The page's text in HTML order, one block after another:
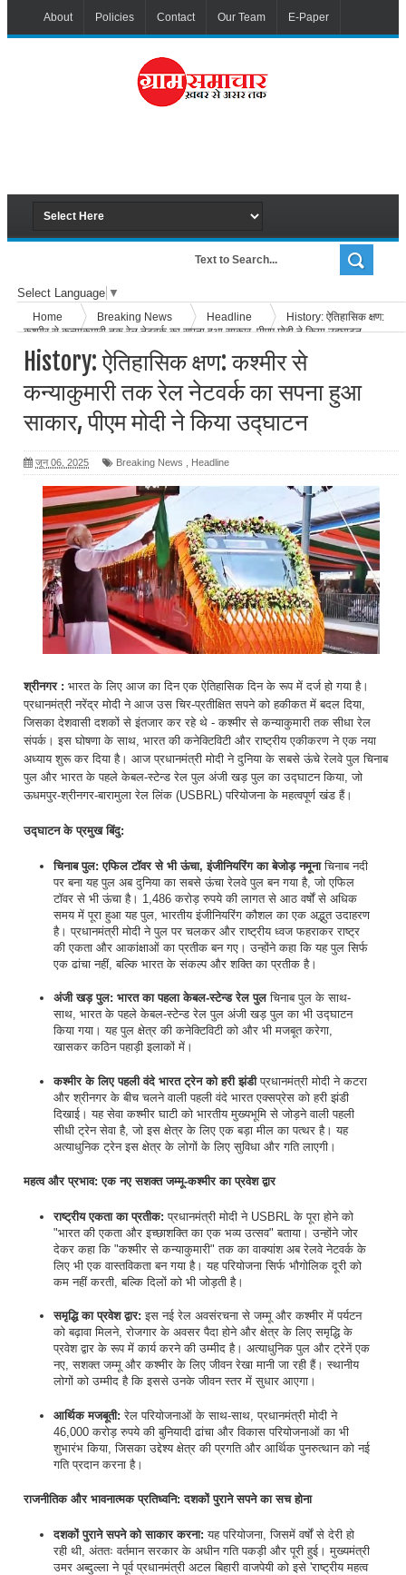
About Policies Contact Our Team E-Paper
Select Language ▼
Home Breaking News Headline
History: ऐतिहासिक क्षण:
कश्मीर से कन्याकुमारी तक रेल नेटवर्क का सपना हुआ साकार, पीएम मोदी ने किया उद्घाटन
History: ऐतिहासिक क्षण: कश्मीर से
कन्याकुमारी तक रेल नेटवर्क का सपना हुआ
साकार, पीएम मोदी ने किया उद्घाटन
जून 06, 2025 Breaking News Headline
श्रीनगर : भारत के लिए आज का दिन एक ऐतिहासिक दिन के रूप में दर्ज हो गया है।
प्रधानमंत्री नरेंद्र मोदी ने आज उस चिर-प्रतीक्षित सपने को हकीकत में बदल दिया,
जिसका देशवासी दशकों से इंतजार कर रहे थे - कश्मीर से कन्याकुमारी तक सीधा रेल
संपर्क। इस घोषणा के साथ, भारत की कनेक्टिविटी और राष्ट्रीय एकीकरण ने एक नया
अध्याय शुरू कर दिया है। आज प्रधानमंत्री मोदी ने दुनिया के सबसे ऊंचे रेलवे पुल चिनाब
पुल और भारत के पहले केबल-स्टेन्ड रेल पुल अंजी खड़ पुल का उद्घाटन किया, जो
ऊधमपुर-श्रीनगर-बारामुला रेल लिंक (USBRL) परियोजना के महत्वपूर्ण खंड हैं।
उद्घाटन के प्रमुख बिंदु:
चिनाब पुल: एफिल टॉवर से भी ऊंचा, इंजीनियरिंग का बेजोड़ नमूनाचिनाब नदी
पर बना यह पुल अब दुनिया का सबसे ऊंचा रेलवे पुल बन गया है, जो एफिल
टॉवर से भी ऊंचा है। 1,486 करोड़ रुपये की लागत से आठ वर्षों से अधिक
समय में पूरा हुआ यह पुल, भारतीय इंजीनियरिंग कौशल का एक अद्भुत उदाहरण
है। प्रधानमंत्री मोदी ने पुल पर चलकर और राष्ट्रीय ध्वज फहराकर राष्ट्र
की एकता और आकांक्षाओं का प्रतीक बन गए। उन्होंने कहा कि यह पुल सिर्फ
एक ढांचा नहीं, बल्कि भारत के संकल्प और शक्ति का प्रतीक है।
अंजी खड़ पुल: भारत का पहला केबल-स्टेन्ड रेल पुलचिनाब पुल के साथ-
साथ, भारत के पहले केबल-स्टेन्ड रेल पुल अंजी खड़ पुल का भी उद्घाटन
किया गया। यह पुल क्षेत्र की कनेक्टिविटी को और भी मजबूत करेगा,
खासकर कठिन पहाड़ी इलाकों में।
कश्मीर के लिए पहली वंदे भारत ट्रेन को हरी झंडीप्रधानमंत्री मोदी ने कटरा
और श्रीनगर के बीच चलने वाली पहली वंदे भारत एक्सप्रेस को हरी झंडी
दिखाई। यह सेवा कश्मीर घाटी को भारतीय मुख्यभूमि से जोड़ने वाली पहली
सीधी ट्रेन सेवा है, जो इस क्षेत्र के लिए एक बड़ा मील का पत्थर है। यह
अत्याधुनिक ट्रेन इस क्षेत्र के लोगों के लिए सुविधा और गति लाएगी।
महत्व और प्रभाव: एक नए सशक्त जम्मू-कश्मीर का प्रवेश द्वार
राष्ट्रीय एकता का प्रतीक: प्रधानमंत्री मोदी ने USBRL के पूरा होने को
"भारत की एकता और इच्छाशक्ति का एक भव्य उत्सव" बताया। उन्होंने जोर
देकर कहा कि "कश्मीर से कन्याकुमारी" तक का वाक्यांश अब रेलवे नेटवर्क के
लिए भी एक वास्तविकता बन गया है। यह परियोजना सिर्फ भौगोलिक दूरी को
कम नहीं करती, बल्कि दिलों को भी जोड़ती है।
समृद्धि का प्रवेश द्वार: इस नई रेल अवसंरचना से जम्मू और कश्मीर में पर्यटन
को बढ़ावा मिलने, रोजगार के अवसर पैदा होने और क्षेत्र के लिए समृद्धि के
प्रवेश द्वार के रूप में कार्य करने की उम्मीद है। अत्याधुनिक पुल और ट्रेनें एक
नए, सशक्त जम्मू और कश्मीर के लिए जीवन रेखा मानी जा रही हैं। स्थानीय
लोगों को उम्मीद है कि इससे उनके जीवन स्तर में सुधार आएगा।
आर्थिक मजबूती: रेल परियोजनाओं के साथ-साथ, प्रधानमंत्री मोदी ने
46,000 करोड़ रुपये की बुनियादी ढांचा और विकास परियोजनाओं का भी
शुभारंभ किया, जिसका उद्देश्य क्षेत्र की प्रगति और आर्थिक पुनरुत्थान को नई
गति प्रदान करना है।
राजनीतिक और भावनात्मक प्रतिध्वनि: दशकों पुराने सपने का सच होना
दशकों पुराने सपने को साकार करना: यह परियोजना, जिसमें वर्षों से देरी हो
रही थी, अंततः वर्तमान सरकार के अधीन गति पकड़ी और पूरी हुई। मुख्यमंत्री
उमर अब्दुल्ला ने पूर्व प्रधानमंत्री अटल बिहारी वाजपेयी को इसे 'राष्ट्रीय महत्व